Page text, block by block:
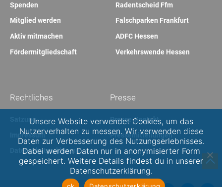
Radentscheid Ffm
Falschparken Frankfurt
ADFC Hessen
Verkehrswende Hessen
Spenden
Mitglied werden
Aktiv mitmachen
Fördermitgliedschaft
Presse
Presse-Kontakt
Pressemitteilungen
Rechtliches
Satzung
Impressum
Datenschutzerklärung
Unsere Website verwendet Cookies, um das
Nutzerverhalten zu messen. Wir verwenden diese
Daten zur Verbesserung des Nutzungserlebnisses.
Dabei werden Daten nur in anonymisierter Form
gespeichert. Weitere Details findest du in unserer
Datenschutzerklärung.